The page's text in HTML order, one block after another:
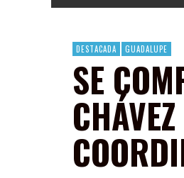
DESTACADA GUADALUPE
SE